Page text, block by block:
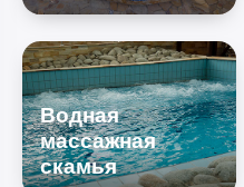
Водная
массажная
скамья